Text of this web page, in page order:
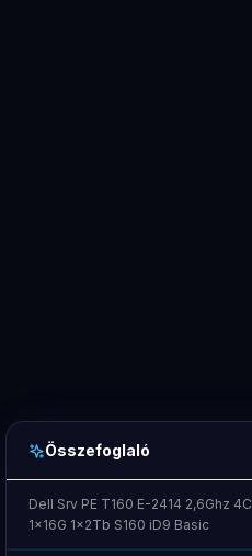
Összefoglaló
Dell Srv PE T160 E-2414 2,6Ghz 4C
1x16G 1x2Tb S160 iD9 Basic